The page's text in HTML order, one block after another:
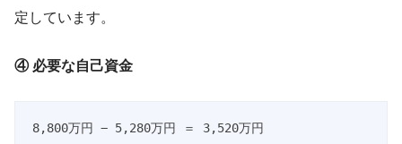
定しています。
④ 必要な自己資金
8,800万円 − 5,280万円 ＝ 3,520万円